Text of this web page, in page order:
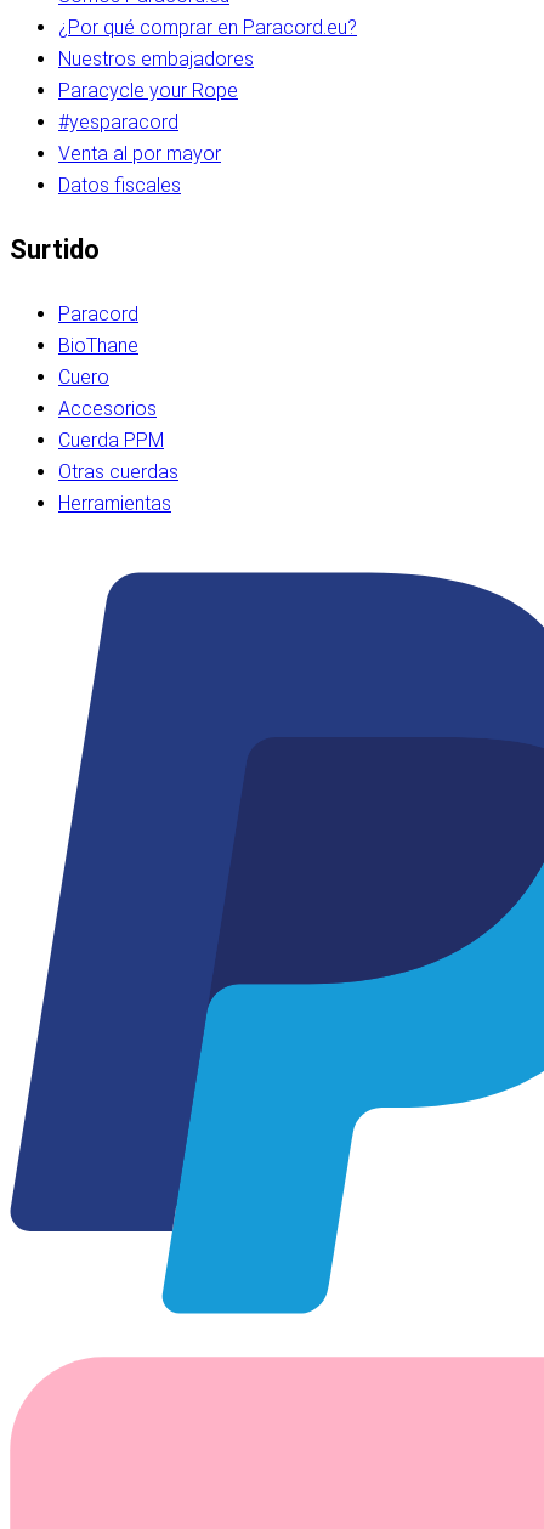
¿Por qué comprar en Paracord.eu?
Nuestros embajadores
Paracycle your Rope
#yesparacord
Venta al por mayor
Datos fiscales
Surtido
Paracord
BioThane
Cuero
Accesorios
Cuerda PPM
Otras cuerdas
Herramientas